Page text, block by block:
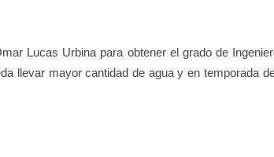
Lucas Urbina para obtener el grado de
llevar mayor cantidad de agua y en temporada